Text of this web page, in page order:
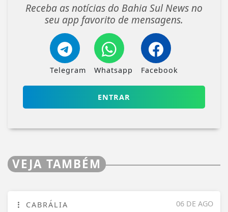
Receba as notícias do Bahia Sul News no
seu app favorito de mensagens.
Telegram Whatsapp Facebook
ENTRAR
VEJA TAMBÉM
06 DE AGO
CABRÁLIA